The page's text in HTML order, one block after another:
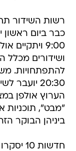
9:00
ושידורים מכלל
להתפתחויות.
הערוץ אולפן
"מבט", תוכניות
ביניהן הבוקר
חדשות